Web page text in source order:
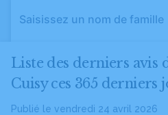
Liste des derniers avis
Cuisy ces 365 derniers
Publié le vendredi 24 avril 2026